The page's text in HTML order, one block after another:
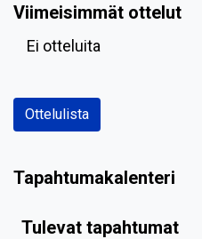
Viimeisimmät ottelut
Ei otteluita
Ottelulista
Tapahtumakalenteri
Tulevat tapahtumat